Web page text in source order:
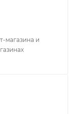
магазина и